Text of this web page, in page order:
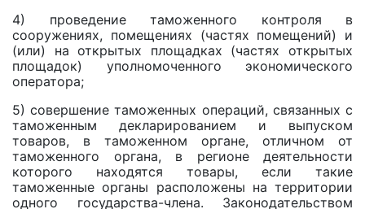
4) проведение таможенного контроля в
сооружениях, помещениях (частях помещений) и
(или) на открытых площадках (частях открытых
площадок) уполномоченного экономического
оператора;
5) совершение таможенных операций, связанных с
таможенным декларированием и выпуском
товаров, в таможенном органе, отличном от
таможенного органа, в регионе деятельности
которого находятся товары, если такие
таможенные органы расположены на территории
одного государства-члена. Законодательством